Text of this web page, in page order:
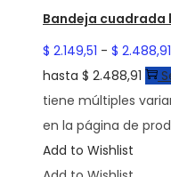
Bandeja cuadrada
$ 2.149,51 - $ 2.488,91
hasta $ 2.488,91
tiene múltiples
en la página de
Add to Wishlist